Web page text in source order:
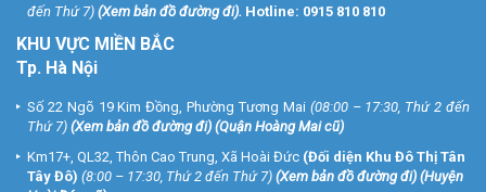
đến Thứ 7) (Xem bản đồ đường đi). Hotline: 0915 810 810
KHU VỰC MIỀN BẮC
Tp. Hà Nội
Số 22 Ngõ 19 Kim Đồng, Phường Tương Mai (08:00 – 17:30, Thứ 2 đến
Thứ 7) (Xem bản đồ đường đi) (Quận Hoàng Mai cũ)
Km17+, QL32, Thôn Cao Trung, Xã Hoài Đức (Đối diện Khu Đô Thị Tân
Tây Đô) (8:00 – 17:30, Thứ 2 đến Thứ 7) (Xem bản đồ đường đi) (Huyện